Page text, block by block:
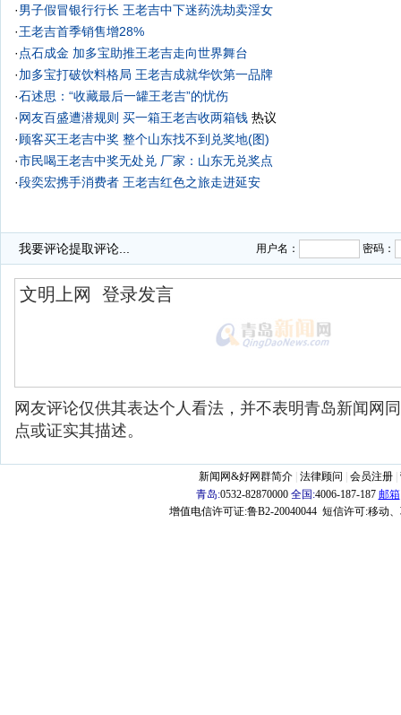
·男子假冒银行行长 王老吉中下迷药洗劫卖淫女
·王老吉首季销售增28%
· 点石成金 加多宝助推王老吉走向世界舞台
·加多宝打破饮料格局 王老吉成就华饮第一品牌
·石述思：“收藏最后一罐王老吉”的忧伤
·网友百盛遭潜规则 买一箱王老吉收两箱钱 热议
· 顾客买王老吉中奖 整个山东找不到兑奖地(图)
·市民喝王老吉中奖无处兑 厂家：山东无兑奖点
·段奕宏携手消费者 王老吉红色之旅走进延安
我要评论提取评论... 用户名： 密码：
网友评论仅供其表达个人看法，并不表明青岛新闻网
点或证实其描述。